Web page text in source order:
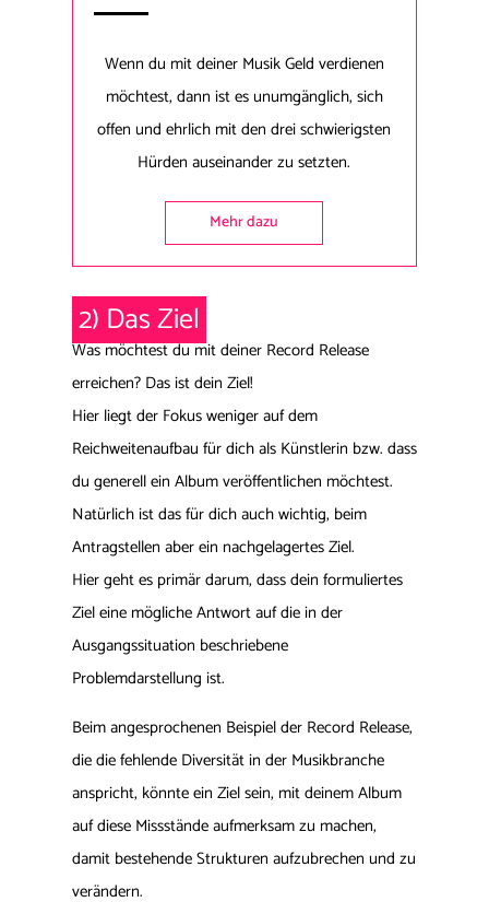
Wenn du mit deiner Musik Geld verdienen
möchtest, dann ist es unumgänglich, sich
offen und ehrlich mit den drei schwierigsten
Hürden auseinander zu setzten.
Mehr dazu
2) Das Ziel
Was möchtest du mit deiner Record Release
erreichen? Das ist dein Ziel!
Hier liegt der Fokus weniger auf dem
Reichweitenaufbau für dich als Künstlerin bzw. dass
du generell ein Album veröffentlichen möchtest.
Natürlich ist das für dich auch wichtig, beim
Antragstellen aber ein nachgelagertes Ziel.
Hier geht es primär darum, dass dein formuliertes
Ziel eine mögliche Antwort auf die in der
Ausgangssituation beschriebene
Problemdarstellung ist.
Beim angesprochenen Beispiel der Record Release,
die die fehlende Diversität in der Musikbranche
anspricht, könnte ein Ziel sein, mit deinem Album
auf diese Missstände aufmerksam zu machen,
damit bestehende Strukturen aufzubrechen und zu
verändern.